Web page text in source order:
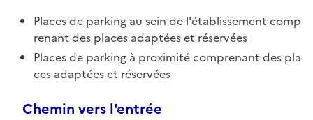
Places de parking au sein de l'établissement comp
renant des places adaptées et réservées
Places de parking à proximité comprenant des pla
ces adaptées et réservées
Chemin vers l'entrée